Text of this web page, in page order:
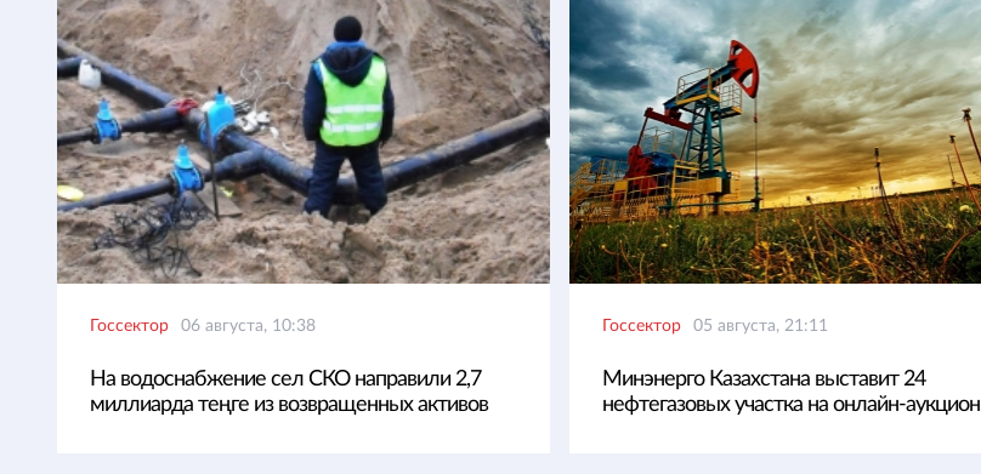
Госсектор 06 августа, 10:38
На водоснабжение сел СКО направили 2,7
миллиарда теңге из возвращенных активов
Госсектор 05 августа, 21:11
Минэнерго Казахстана выставит 24
нефтегазовых участка на онлайн-аукцион